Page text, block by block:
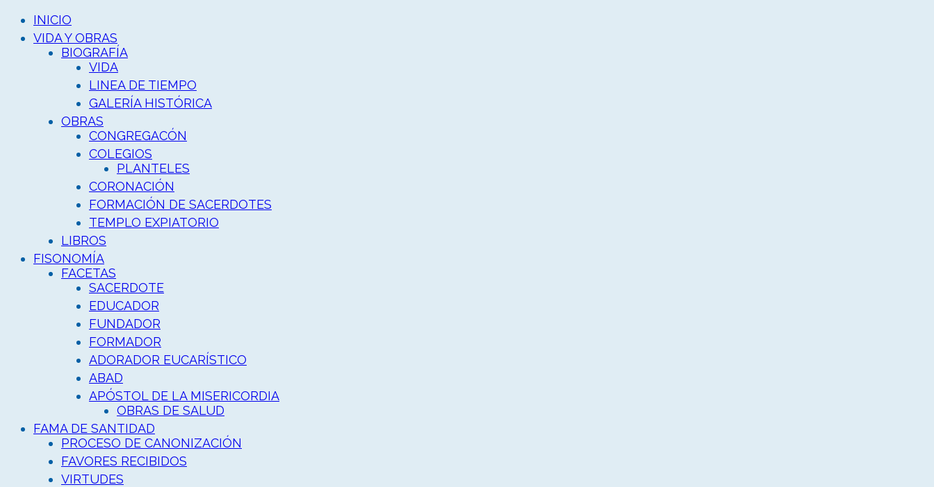
INICIO
VIDA Y OBRAS
BIOGRAFÍA
VIDA
LINEA DE TIEMPO
GALERÍA HISTÓRICA
OBRAS
CONGREGACÓN
COLEGIOS
PLANTELES
CORONACIÓN
FORMACIÓN DE SACERDOTES
TEMPLO EXPIATORIO
LIBROS
FISONOMÍA
FACETAS
SACERDOTE
EDUCADOR
FUNDADOR
FORMADOR
ADORADOR EUCARÍSTICO
ABAD
APÓSTOL DE LA MISERICORDIA
OBRAS DE SALUD
FAMA DE SANTIDAD
PROCESO DE CANONIZACIÓN
FAVORES RECIBIDOS
VIRTUDES